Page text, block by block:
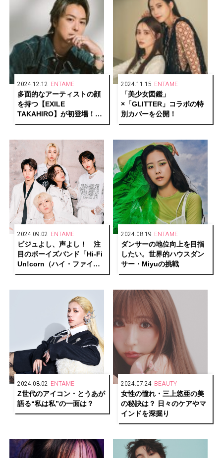
2024.12.12 ENTAME
多面的なアーティストの顔
を持つ【EXILE
TAKAHIRO】が初登場！
輝き、そして走り続けるそ
2024.11.15 ENTAME
「美少女図鑑」
×「GLITTER」コラボの特
別カバーを公開！
2024.09.02 ENTAME
ビジュよし、声よし！ 注
目のボーイズバンド「Hi-Fi
Un!corn（ハイ・ファイ・
ユニコーン）」がカバーに
2024.08.19 ENTAME
ダンサーの地位向上を目指
したい。世界的ハウスダン
サー・Miyuの挑戦
2024.08.02 ENTAME
Z世代のアイコン・とうあが
語る“私は私”の一面は？
2024.07.24 BEAUTY
女性の憧れ・三上悠亜の美
の秘訣は？ 日々のケアやマ
インドを深掘り